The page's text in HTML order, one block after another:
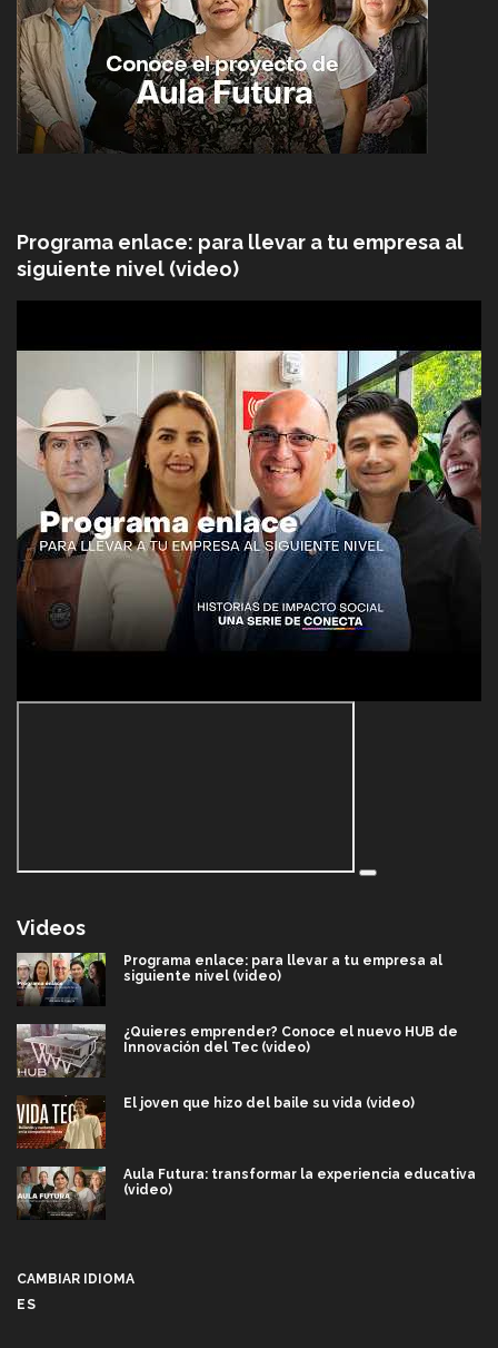
Programa enlace: para llevar a tu empresa al
siguiente nivel (video)
Videos
Programa enlace: para llevar a tu empresa al
siguiente nivel (video)
¿Quieres emprender? Conoce el nuevo HUB de
Innovación del Tec (video)
El joven que hizo del baile su vida (video)
Aula Futura: transformar la experiencia educativa
(video)
CAMBIAR IDIOMA
ES